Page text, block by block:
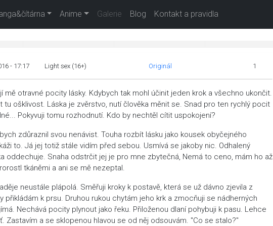
Anime Galerie Blog Kontakt a pravidla
- 17:17 Light sex (16+) Originál 1
mě otravné pocity lásky. Kdybych tak mohl účinit jeden krok a všechno ukončit.
ošklivost. Láska je zvěrstvo, nutí člověka měnit se. Snad pro ten rychlý pocit
Pokyvuji tomu rozhodnutí. Kdo by nechtěl cítit uspokojení?
zdůraznil svou nenávist. Touha rozbít lásku jako kousek obyčejného
to. Já jej totiž stále vidím před sebou. Usmívá se jakoby nic. Odhalený
oddechuje. Snaha odstrčit jej je pro mne zbytečná, Nemá to ceno, mám ho až
tkáněmi a ani se mě nezeptal.
neustále plápolá. Směřuji kroky k postavě, která se už dávno zjevila z
přikládám k prsu. Druhou rukou chytám jeho krk a zmocňuji se nádherných
Nechává pocity plynout jako řeku. Přiloženou dlaní pohybuji k pasu. Lehce
a se sklopenou hlavou se od něj odsouvám. "Co se stalo?"